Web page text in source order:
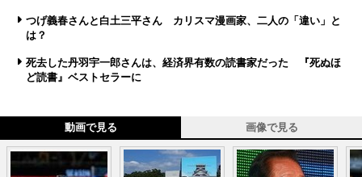
つげ義春さんと白土三平さん カリスマ漫画家、二人の「違い」と
は？
死去した丹羽宇一郎さんは、経済界有数の読書家だった 『死ぬほ
ど読書』ベストセラーに
動画で見る 画像で見る